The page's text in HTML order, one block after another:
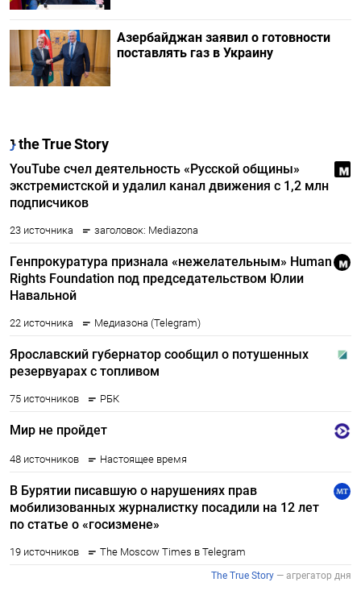
Азербайджан заявил о готовности
поставлять газ в Украину